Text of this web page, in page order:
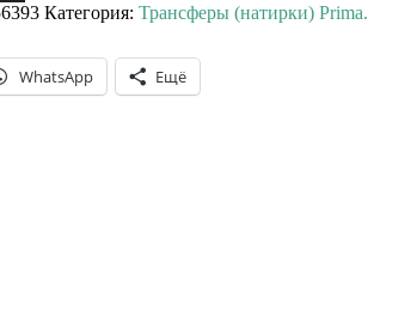
Категория: Трансферы (натирки) Prima.
WhatsApp Ещё